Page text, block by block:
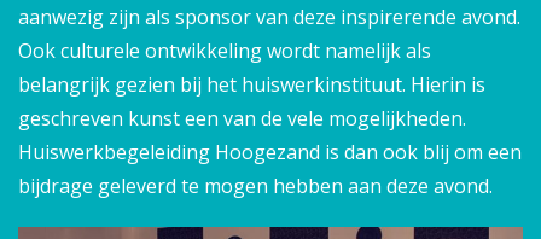
aanwezig zijn als sponsor van deze inspirerende avond.
Ook culturele ontwikkeling wordt namelijk als
belangrijk gezien bij het huiswerkinstituut. Hierin is
geschreven kunst een van de vele mogelijkheden.
Huiswerkbegeleiding Hoogezand is dan ook blij om een
bijdrage geleverd te mogen hebben aan deze avond.